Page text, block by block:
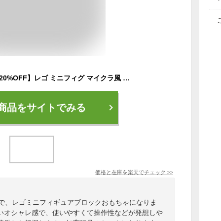
【店内全品2点注文で20%OFF】レゴ ミニフィグ マイクラ風 マインクラフト風 13体セット 互換 LEGO ミニフィギュア ブロック おもちゃ キッズ 送料無料 知育玩具 組み立て 誕プレ
品をサイトでみる
価格と在庫を楽天でチェック >>
、レゴミニフィギュアブロックおもちゃになりま
オシャレ感で、使いやすくて操作性などが発想しや